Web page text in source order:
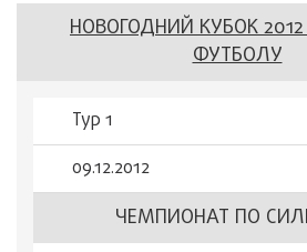
НОВОГОДНИЙ КУБОК
ФУТБОЛУ
Тур 1
09.12.2012
ЧЕМПИОНАТ ПО